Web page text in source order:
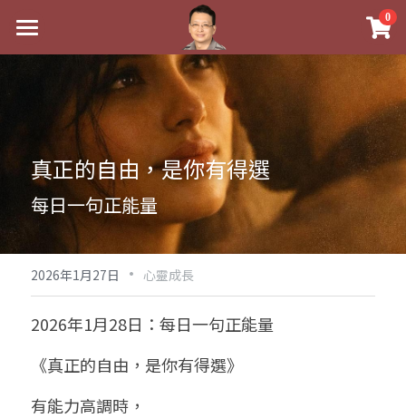
0
最新消息
關於我
實體經營
祖傳命理
手工印鑑
課程介紹
五行八字學
後天派陽宅
Blog
黃金會員專區
八字雜記
心靈成長
人氣最高
試閱專區
Podcast聽書
團隊訓練營
八字視頻
線上學苑
八字初階班1
八字初階班2
命理商城
八字完整班
我的著作
真正的自由，是你有得選
每日一句正能量
2026年1月27日 · 心靈成長
2026年1月28日：每日一句正能量
《真正的自由，是你有得選》
有能力高調時，
×
商品分類
八字線上完整班
科學八字推理PDF
《十神高階實戰錄》完整典藏版
1美元超值PDF